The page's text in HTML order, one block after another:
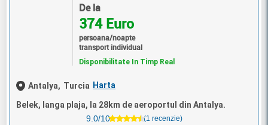
De la
374 Euro
persoana/noapte
transport individual
Disponibilitate In Timp Real
Antalya, Turcia Harta
Belek, langa plaja, la 28km de aeroportul din Antalya.
9.0/10
(1 recenzie)